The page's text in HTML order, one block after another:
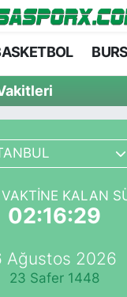
KALAN
02:16:29
Ağustos 2026
23 Safer 1448
Eczaneler
Vakitleri
Grup Puan